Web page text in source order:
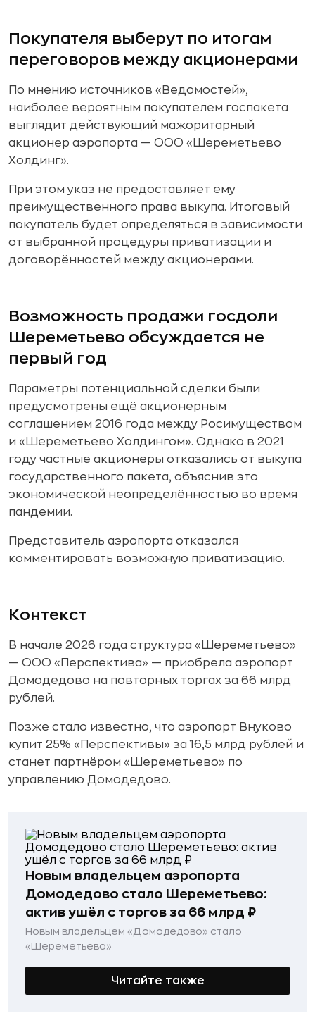
Покупателя выберут по итогам
переговоров между акционерами
По мнению источников «Ведомостей»,
наиболее вероятным покупателем госпакета
выглядит действующий мажоритарный
акционер аэропорта — ООО «Шереметьево
Холдинг».
При этом указ не предоставляет ему
преимущественного права выкупа. Итоговый
покупатель будет определяться в зависимости
от выбранной процедуры приватизации и
договорённостей между акционерами.
Возможность продажи госдоли
Шереметьево обсуждается не
первый год
Параметры потенциальной сделки были
предусмотрены ещё акционерным
соглашением 2016 года между Росимуществом
и «Шереметьево Холдингом». Однако в 2021
году частные акционеры отказались от выкупа
государственного пакета, объяснив это
экономической неопределённостью во время
пандемии.
Представитель аэропорта отказался
комментировать возможную приватизацию.
Контекст
В начале 2026 года структура «Шереметьево»
— ООО «Перспектива» — приобрела аэропорт
Домодедово на повторных торгах за 66 млрд
рублей.
Позже стало известно, что аэропорт Внуково
купит 25% «Перспективы» за 16,5 млрд рублей и
станет партнёром «Шереметьево» по
управлению Домодедово.
Новым владельцем аэропорта
Домодедово стало Шереметьево:
актив ушёл с торгов за 66 млрд ₽
Новым владельцем «Домодедово» стало
«Шереметьево»
Читайте также